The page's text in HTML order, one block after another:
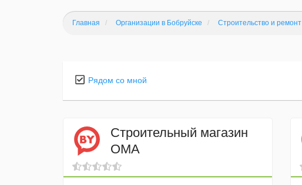
Главная Организации в Бобруйске Строительство и ремонт
Рядом со мной
Строительный магазин
ОМА